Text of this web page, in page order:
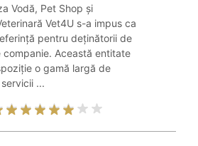
Vodă, Pet Shop și
Vet4U s-a impus ca
pentru deținătorii de
companie. Această entitate
o gamă largă de
...